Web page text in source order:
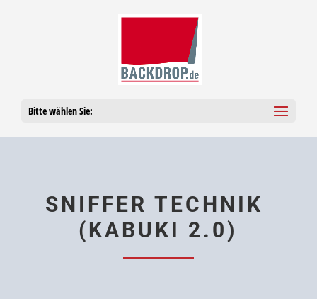
Bitte wählen Sie:
SNIF­FER TECH­NIK
(KABUKI 2.0)